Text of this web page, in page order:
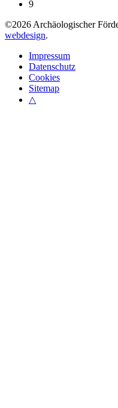
9
©2026 Archäologischer
webdesign.
Impressum
Datenschutz
Cookies
Sitemap
△